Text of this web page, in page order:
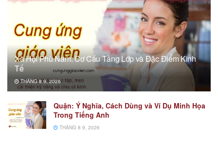
Xã Hội Phù Nam: Cơ Cấu Tầng Lớp và Đặc Điểm Kinh
Tế
THÁNG 8 9, 2026
Quận: Ý Nghĩa, Cách Dùng và Ví Dụ Minh Họa
Trong Tiếng Anh
THÁNG 8 9, 2026